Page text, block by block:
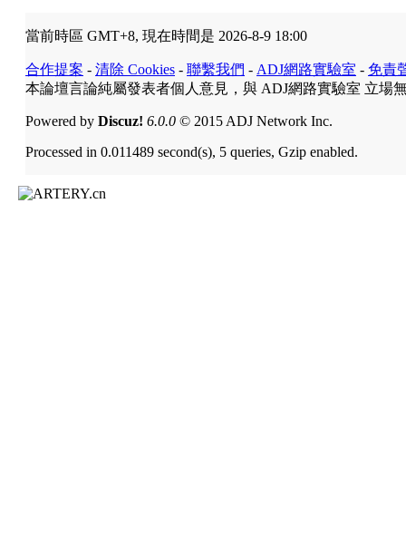
當前時區 GMT+8, 現在時間是 2026-8-9 18:00
合作提案 - 清除 Cookies - 聯繫我們 - ADJ網路實驗室 - 免責
本論壇言論純屬發表者個人意見，與 ADJ網路實驗室 立場
Powered by Discuz! 6.0.0 © 2015 ADJ Network Inc.
Processed in 0.011489 second(s), 5 queries, Gzip enabled.